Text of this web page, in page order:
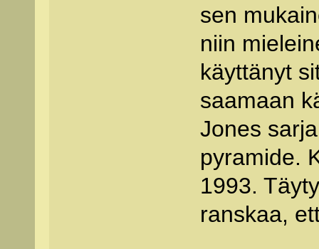
sen
niin
käyttänyt
saamaan
Jones
pyramide.
1993.
ranskaa,